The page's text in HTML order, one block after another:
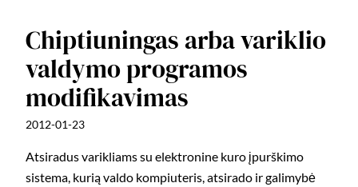
Chiptiuningas arba variklio
valdymo programos
modifikavimas
2012-01-23
Atsiradus varikliams su elektronine kuro įpurškimo
sistema, kurią valdo kompiuteris, atsirado ir galimybė